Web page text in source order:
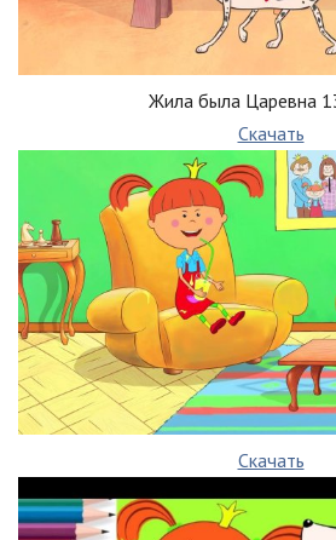
Жила была Царевна
Скачать
Скачать